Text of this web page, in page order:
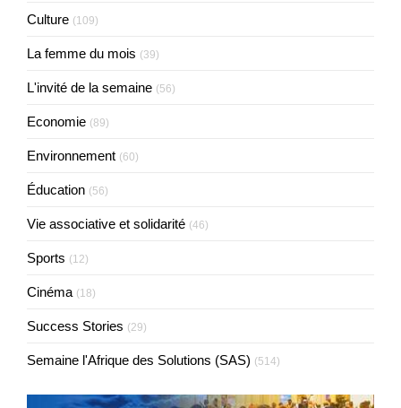
Culture (109)
La femme du mois (39)
L'invité de la semaine (56)
Economie (89)
Environnement (60)
Éducation (56)
Vie associative et solidarité (46)
Sports (12)
Cinéma (18)
Success Stories (29)
Semaine l'Afrique des Solutions (SAS) (514)